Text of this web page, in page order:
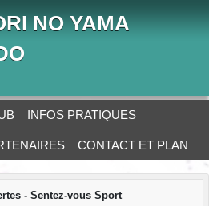
NO YAMA
INFOS PRATIQUES
CONTACT ET PLAN
- Sentez-vous Sport